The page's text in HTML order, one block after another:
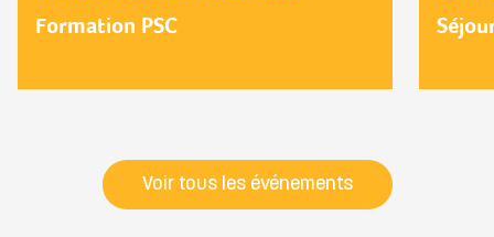
Formation PSC
Voir tous les événements